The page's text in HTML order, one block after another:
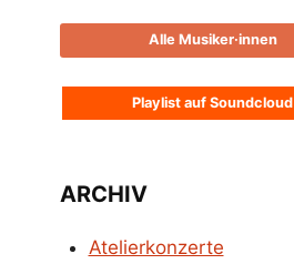
Alle Musiker·innen
Playlist auf Soundcloud
ARCHIV
Atelierkonzerte